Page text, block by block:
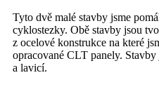
Tyto dvě malé stavby jsme
cyklostezky. Obě stavby jsou
z ocelové konstrukce na které
opracované CLT panely.
a lavicí.